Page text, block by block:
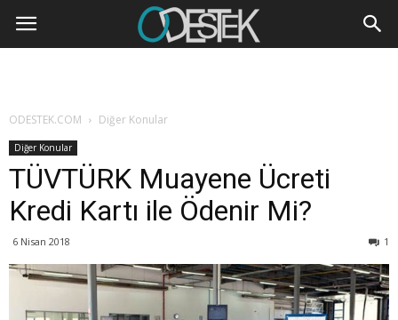
ODESTEK.COM Diğer Konular
Diğer Konular
TÜVTÜRK Muayene Ücreti
Kredi Kartı ile Ödenir Mi?
6 Nisan 2018 1